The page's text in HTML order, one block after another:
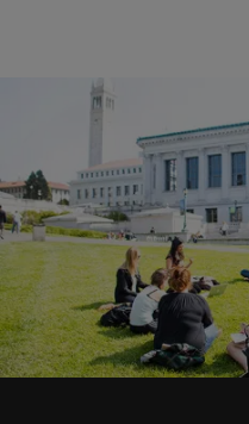
Dobbel